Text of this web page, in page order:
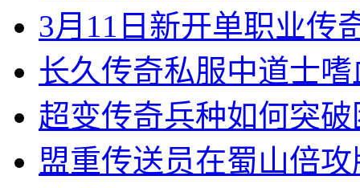
3月11日新开单职业传
长久传奇私服中道士
超变传奇兵种如何突
盟重传送员在蜀山倍